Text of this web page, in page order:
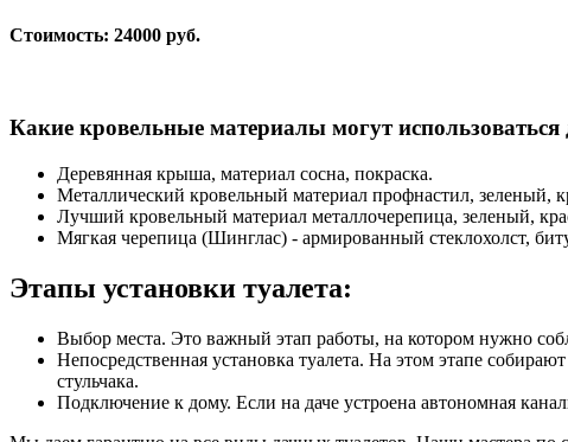
Стоимость: 24000 руб.
Какие кровельные материалы могут
Деревянная крыша, материал сосна, покраска.
Металлический кровельный материал профнастил, зеленый,
Лучший кровельный материал металлочерепица, зеленый,
Мягкая черепица (Шинглас) - армированный стеклохолст,
Этапы установки туалета:
Выбор места. Это важный этап работы, на котором нужно
Непосредственная установка туалета. На этом этапе
стульчака.
Подключение к дому. Если на даче устроена автономная